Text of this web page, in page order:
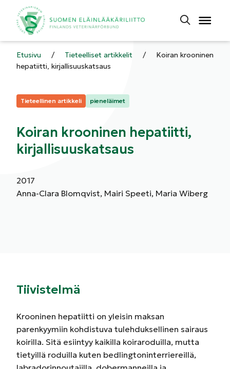
Etusivu / Tieteelliset artikkelit /
Koiran krooninen
hepatiitti, kirjallisuuskatsaus
Kategoriat:
Tieteellinen artikkeli pieneläimet
Koiran krooninen hepatiitti,
kirjallisuuskatsaus
2017
Anna-Clara Blomqvist, Mairi Speeti, Maria Wiberg
Tiivistelmä
Krooninen hepatiitti on yleisin maksan
parenkyymiin kohdistuva tulehduksellinen sairaus
koirilla. Sitä esiintyy kaikilla koiraroduilla, mutta
tietyillä roduilla kuten bedlingtoninterriereillä,